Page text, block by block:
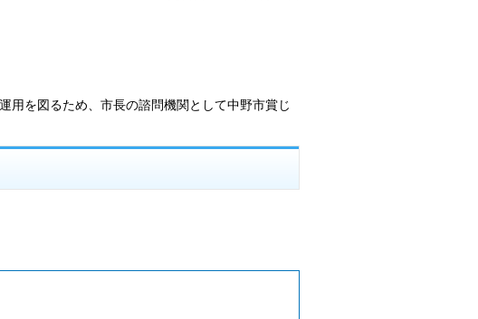
用を図るため、市長の諮問機関として中野市賞じ